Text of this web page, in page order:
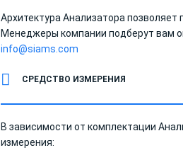
Архитектура Анализатора позволяет
Менеджеры компании подберут вам
info@siams.com
СРЕДСТВО ИЗМЕРЕНИЯ
В зависимости от комплектации
измерения: